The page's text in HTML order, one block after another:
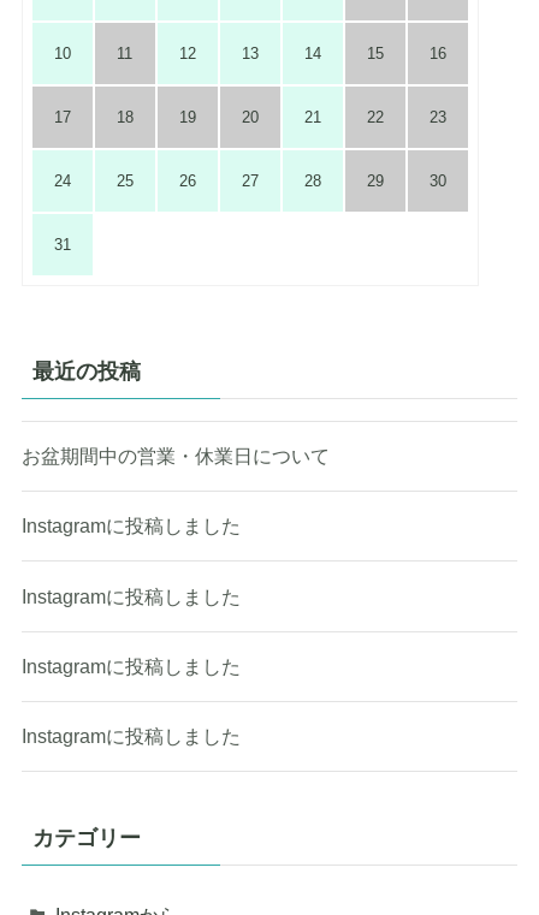
10 11 12 13 14 15 16
17 18 19 20 21 22 23
24 25 26 27 28 29 30
31
最近の投稿
お盆期間中の営業・休業日について
Instagramに投稿しました
Instagramに投稿しました
Instagramに投稿しました
Instagramに投稿しました
カテゴリー